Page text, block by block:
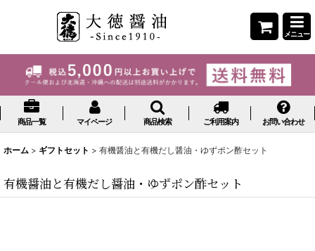
メニュー
商品一覧 マイページ 商品検索 ご利用案内 お問い合わせ
ホーム > ギフトセット > 有機醤油と有機だし醤油・ゆずポン酢セット
有機醤油と有機だし醤油・ゆずポン酢セット